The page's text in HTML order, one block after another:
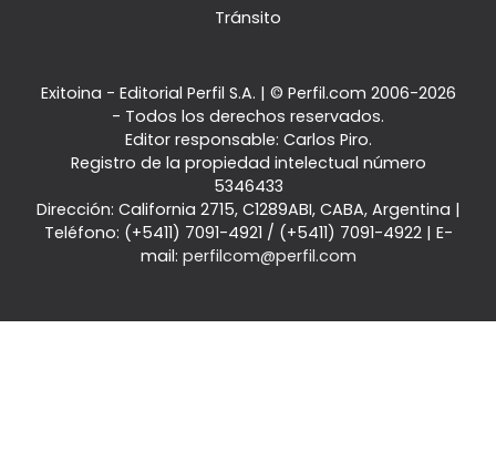
Tránsito
Exitoina - Editorial Perfil S.A. | © Perfil.com 2006-2026
- Todos los derechos reservados.
Editor responsable: Carlos Piro.
Registro de la propiedad intelectual número
5346433
Dirección: California 2715, C1289ABI, CABA, Argentina |
Teléfono: (+5411) 7091-4921 / (+5411) 7091-4922| E-
mail: perfilcom@perfil.com